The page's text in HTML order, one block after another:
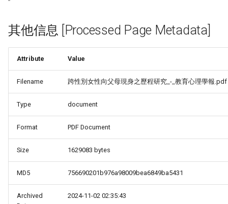
其他信息 [Processed Page Metadata]
Attribute Value
Filename 跨性別女性向父母現身之歷程研究_-_教育心理學報.pdf
Type document
Format PDF Document
Size 1629083 bytes
MD5 756690201b976a98009bea6849ba5431
Archived
2024-11-02 02:35:43